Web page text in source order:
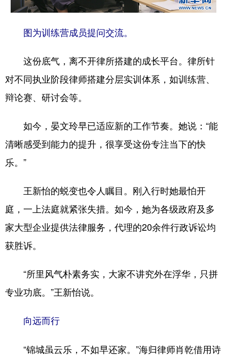
图为训练营成员提问交流。
这份底气，离不开律所搭建的成长平台。律所针
对不同执业阶段律师搭建分层实训体系，如训练营、
辩论赛、研讨会等。
如今，晏文玲早已适应新的工作节奏。她说：“能
清晰感受到能力的提升，很享受这份专注当下的快
乐。”
王新怡的蜕变也令人瞩目。刚入行时她最怕开
庭，一上法庭就紧张失措。如今，她为各级政府及多
家大型企业提供法律服务，代理的20余件行政诉讼均
获胜诉。
“所里风气朴素务实，大家不讲究外在浮华，只拼
专业功底。”王新怡说。
向远而行
“锦城虽云乐，不如早还家。”海归律师肖乾借用诗